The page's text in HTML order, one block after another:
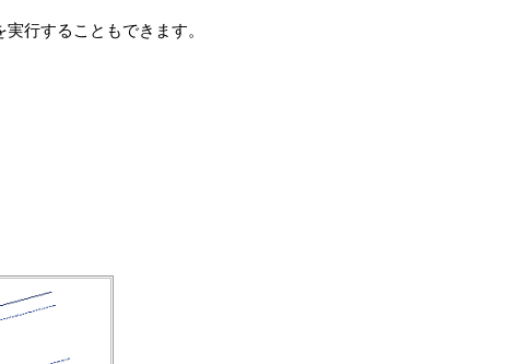
行することもできます。